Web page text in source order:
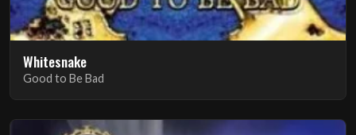
Whitesnake
Good to Be Bad